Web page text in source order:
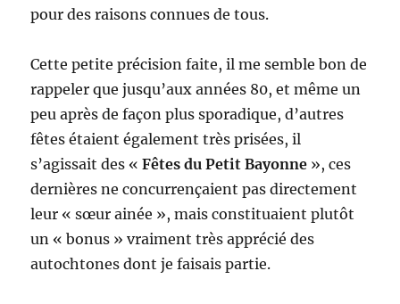
pour des raisons connues de tous.
Cette petite précision faite, il me semble bon de
rappeler que jusqu’aux années 80, et même un
peu après de façon plus sporadique, d’autres
fêtes étaient également très prisées, il
s’agissait des « Fêtes du Petit Bayonne », ces
dernières ne concurrençaient pas directement
leur « sœur ainée », mais constituaient plutôt
un « bonus » vraiment très apprécié des
autochtones dont je faisais partie.